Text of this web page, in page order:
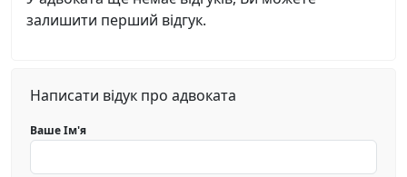
залишити перший відгук.
Написати відук про адвоката
Ваше Ім'я